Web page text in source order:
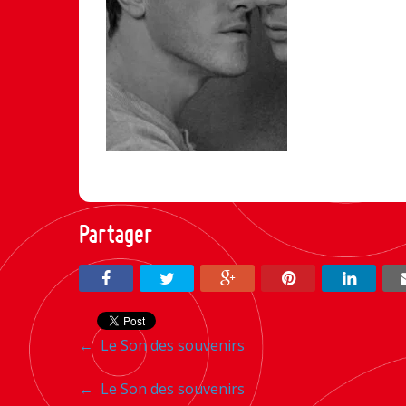
Partager
Navigation
entre
←Le Son des souvenirs
Navigation
← Le Son des souvenirs